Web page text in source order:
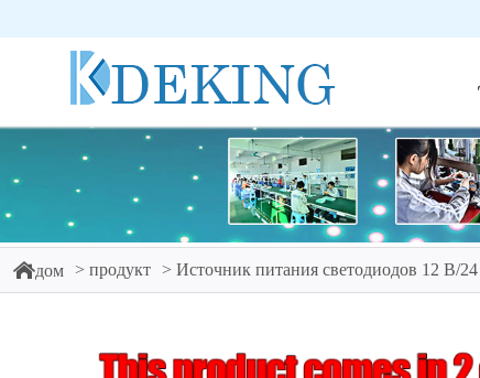
дом продукт Источник питания светодиодов 12 В/